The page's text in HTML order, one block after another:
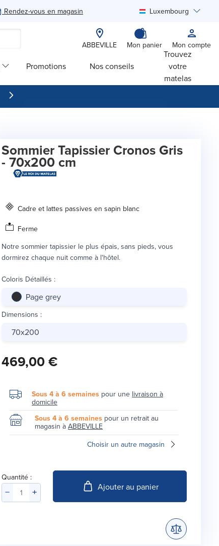
Rendez-vous en magasin Luxembourg
ABBEVILLE Mon panier Mon compte
Promotions Nos conseils
Trouvez
votre
matelas
Sommier Tapissier Cronos Gris
- 70x200 cm
Cadre et lattes passives en sapin blanc
Ferme
Notre sommier tapissier le plus épais, sans pieds, vous
dormirez chaque nuit comme à l'hôtel.
Coloris Détaillés :
Page grey
Dimensions :
70x200
469,00 €
Sous 4 à 6 semaines pour une livraison à
domicile
Sous 4 à 6 semaines pour un retrait au
magasin à ABBEVILLE
Choisir un autre magasin
Quantité :
Ajouter au panier